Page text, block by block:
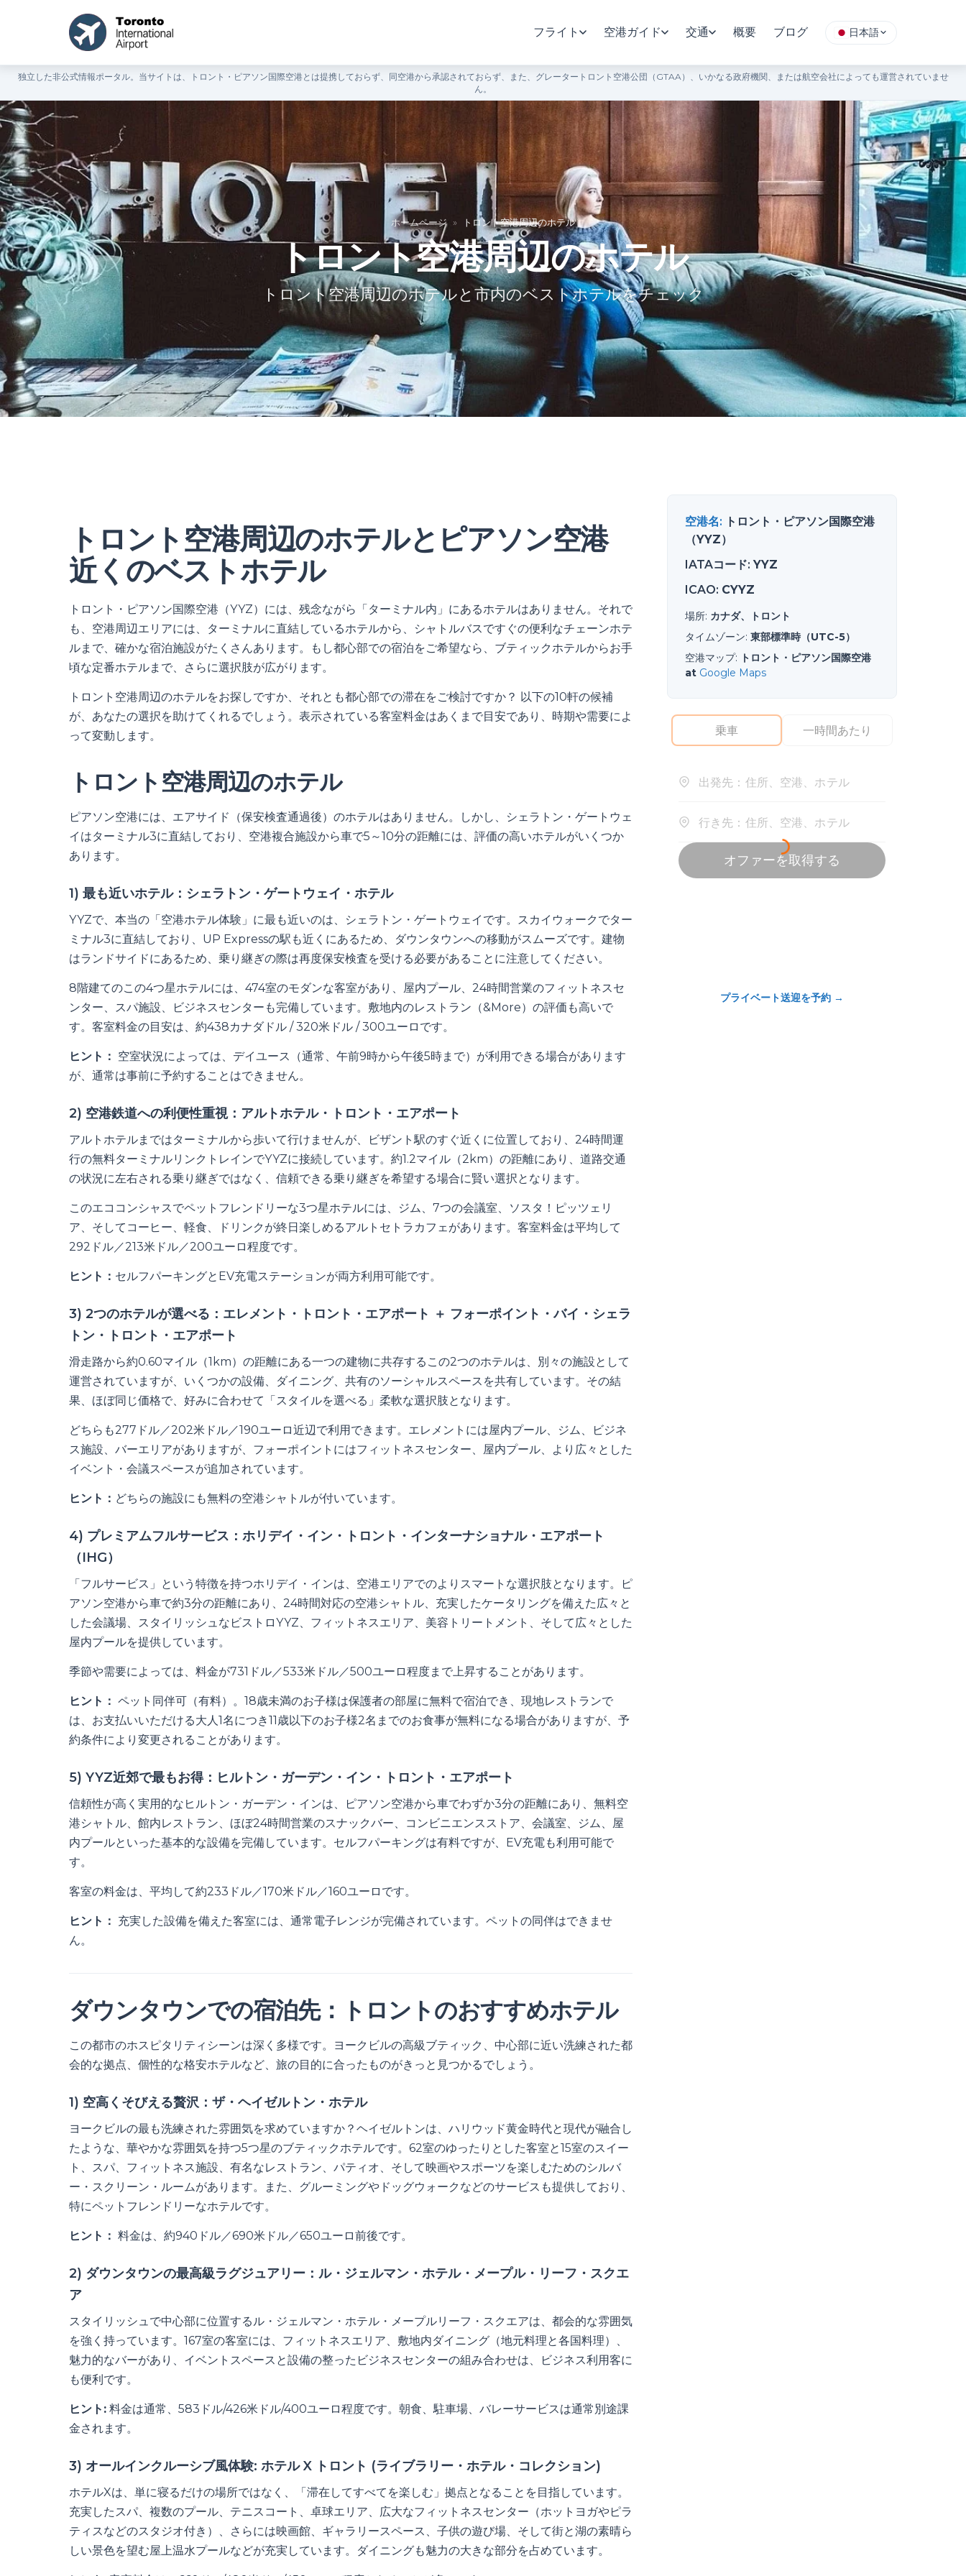
フライト 空港ガイド 交通 概要 ブログ 日本語
独立した非公式情報ポータル。当サイトは、トロント・ピアソン国際空港とは提携しておらず、同空港から承認されておらず、また、グレータートロント空港公団（GTAA）、いかなる政府機関、または航空会社によっても運営されていませ
ん。
ホームページ » トロント空港周辺のホテル
トロント空港周辺のホテル
トロント空港周辺のホテルと市内のベストホテルをチェック
トロント空港周辺のホテルとピアソン空港
近くのベストホテル
トロント・ピアソン国際空港（YYZ）には、残念ながら「ターミナル内」にあるホテルはありません。それで
も、空港周辺エリアには、ターミナルに直結しているホテルから、シャトルバスですぐの便利なチェーンホテ
ルまで、確かな宿泊施設がたくさんあります。もし都心部での宿泊をご希望なら、ブティックホテルからお手
頃な定番ホテルまで、さらに選択肢が広がります。
トロント空港周辺のホテルをお探しですか、それとも都心部での滞在をご検討ですか？ 以下の10軒の候補
が、あなたの選択を助けてくれるでしょう。表示されている客室料金はあくまで目安であり、時期や需要によ
って変動します。
トロント空港周辺のホテル
ピアソン空港には、エアサイド（保安検査通過後）のホテルはありません。しかし、シェラトン・ゲートウェ
イはターミナル3に直結しており、空港複合施設から車で5～10分の距離には、評価の高いホテルがいくつか
あります。
1) 最も近いホテル：シェラトン・ゲートウェイ・ホテル
YYZで、本当の「空港ホテル体験」に最も近いのは、シェラトン・ゲートウェイです。スカイウォークでター
ミナル3に直結しており、UP Expressの駅も近くにあるため、ダウンタウンへの移動がスムーズです。建物
はランドサイドにあるため、乗り継ぎの際は再度保安検査を受ける必要があることに注意してください。
8階建てのこの4つ星ホテルには、474室のモダンな客室があり、屋内プール、24時間営業のフィットネスセ
ンター、スパ施設、ビジネスセンターも完備しています。敷地内のレストラン（&More）の評価も高いで
す。客室料金の目安は、約438カナダドル / 320米ドル / 300ユーロです。
ヒント： 空室状況によっては、デイユース（通常、午前9時から午後5時まで）が利用できる場合があります
が、通常は事前に予約することはできません。
2) 空港鉄道への利便性重視：アルトホテル・トロント・エアポート
アルトホテルまではターミナルから歩いて行けませんが、ビザント駅のすぐ近くに位置しており、24時間運
行の無料ターミナルリンクトレインでYYZに接続しています。約1.2マイル（2km）の距離にあり、道路交通
の状況に左右される乗り継ぎではなく、信頼できる乗り継ぎを希望する場合に賢い選択となります。
このエココンシャスでペットフレンドリーな3つ星ホテルには、ジム、7つの会議室、ソスタ！ピッツェリ
ア、そしてコーヒー、軽食、ドリンクが終日楽しめるアルトセトラカフェがあります。客室料金は平均して
292ドル／213米ドル／200ユーロ程度です。
ヒント： セルフパーキングとEV充電ステーションが両方利用可能です。
3) 2つのホテルが選べる：エレメント・トロント・エアポート ＋ フォーポイント・バイ・シェラ
トン・トロント・エアポート
滑走路から約0.60マイル（1km）の距離にある一つの建物に共存するこの2つのホテルは、別々の施設として
運営されていますが、いくつかの設備、ダイニング、共有のソーシャルスペースを共有しています。その結
果、ほぼ同じ価格で、好みに合わせて「スタイルを選べる」柔軟な選択肢となります。
どちらも277ドル／202米ドル／190ユーロ近辺で利用できます。エレメントには屋内プール、ジム、ビジネ
ス施設、バーエリアがありますが、フォーポイントにはフィットネスセンター、屋内プール、より広々とした
イベント・会議スペースが追加されています。
ヒント： どちらの施設にも無料の空港シャトルが付いています。
4) プレミアムフルサービス：ホリデイ・イン・トロント・インターナショナル・エアポート
（IHG）
「フルサービス」という特徴を持つホリデイ・インは、空港エリアでのよりスマートな選択肢となります。ピ
アソン空港から車で約3分の距離にあり、24時間対応の空港シャトル、充実したケータリングを備えた広々と
した会議場、スタイリッシュなビストロYYZ、フィットネスエリア、美容トリートメント、そして広々とした
屋内プールを提供しています。
季節や需要によっては、料金が731ドル／533米ドル／500ユーロ程度まで上昇することがあります。
ヒント： ペット同伴可（有料）。18歳未満のお子様は保護者の部屋に無料で宿泊でき、現地レストランで
は、お支払いいただける大人1名につき11歳以下のお子様2名までのお食事が無料になる場合がありますが、予
約条件により変更されることがあります。
5) YYZ近郊で最もお得：ヒルトン・ガーデン・イン・トロント・エアポート
信頼性が高く実用的なヒルトン・ガーデン・インは、ピアソン空港から車でわずか3分の距離にあり、無料空
港シャトル、館内レストラン、ほぼ24時間営業のスナックバー、コンビニエンスストア、会議室、ジム、屋
内プールといった基本的な設備を完備しています。セルフパーキングは有料ですが、EV充電も利用可能で
す。
客室の料金は、平均して約233ドル／170米ドル／160ユーロです。
ヒント： 充実した設備を備えた客室には、通常電子レンジが完備されています。ペットの同伴はできませ
ん。
ダウンタウンでの宿泊先：トロントのおすすめホテル
この都市のホスピタリティシーンは深く多様です。ヨークビルの高級ブティック、中心部に近い洗練された都
会的な拠点、個性的な格安ホテルなど、旅の目的に合ったものがきっと見つかるでしょう。
1) 空高くそびえる贅沢：ザ・ヘイゼルトン・ホテル
ヨークビルの最も洗練された雰囲気を求めていますか？ヘイゼルトンは、ハリウッド黄金時代と現代が融合し
たような、華やかな雰囲気を持つ5つ星のブティックホテルです。62室のゆったりとした客室と15室のスイー
ト、スパ、フィットネス施設、有名なレストラン、パティオ、そして映画やスポーツを楽しむためのシルバ
ー・スクリーン・ルームがあります。また、グルーミングやドッグウォークなどのサービスも提供しており、
特にペットフレンドリーなホテルです。
ヒント： 料金は、約940ドル／690米ドル／650ユーロ前後です。
2) ダウンタウンの最高級ラグジュアリー：ル・ジェルマン・ホテル・メープル・リーフ・スクエ
ア
スタイリッシュで中心部に位置するル・ジェルマン・ホテル・メープルリーフ・スクエアは、都会的な雰囲気
を強く持っています。167室の客室には、フィットネスエリア、敷地内ダイニング（地元料理と各国料理）、
魅力的なバーがあり、イベントスペースと設備の整ったビジネスセンターの組み合わせは、ビジネス利用客に
も便利です。
ヒント: 料金は通常、583ドル/426米ドル/400ユーロ程度です。朝食、駐車場、バレーサービスは通常別途課
金されます。
3) オールインクルーシブ風体験: ホテル X トロント (ライブラリー・ホテル・コレクション)
ホテルXは、単に寝るだけの場所ではなく、「滞在してすべてを楽しむ」拠点となることを目指しています。
充実したスパ、複数のプール、テニスコート、卓球エリア、広大なフィットネスセンター（ホットヨガやピラ
ティスなどのスタジオ付き）、さらには映画館、ギャラリースペース、子供の遊び場、そして街と湖の素晴ら
しい景色を望む屋上温水プールなどが充実しています。ダイニングも魅力の大きな部分を占めています。
空港名: トロント・ピアソン国際空港
（YYZ）
IATAコード: YYZ
ICAO: CYYZ
場所: カナダ、トロント
タイムゾーン: 東部標準時（UTC-5）
空港マップ: トロント・ピアソン国際空港
at Google Maps
プライベート送迎を予約 →